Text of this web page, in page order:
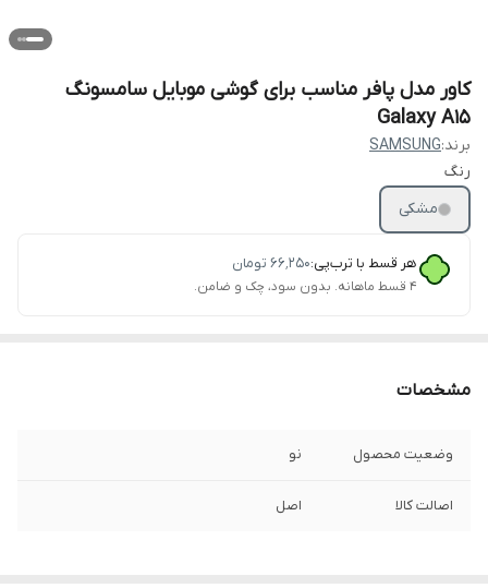
کاور مدل پافر مناسب برای گوشی موبایل سامسونگ
Galaxy A15
برند:SAMSUNG
رنگ
مشکی
هر قسط با ترب‌پی:۶۶٬۲۵۰ تومان
۴ قسط ماهانه. بدون سود، چک و ضامن.
مشخصات
وضعیت محصول نو
اصالت کالا اصل